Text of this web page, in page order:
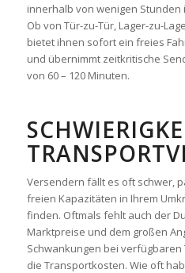
innerhalb von wenigen Stunden
Ob von Tür-zu-Tür, Lager-zu-
bietet ihnen sofort ein freies
und übernimmt zeitkritische
von 60 – 120 Minuten.
Versendern fällt es oft schwer,
freien Kapazitäten in Ihrem
finden. Oftmals fehlt auch der
Marktpreise und dem großen
Schwankungen bei
die Transportkosten. Wie oft